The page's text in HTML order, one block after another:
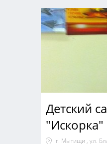
Детский
"Искорка"
г. Мытищи , ул.